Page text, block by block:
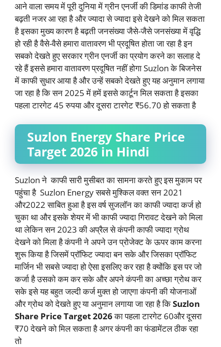
आने वाला समय में पूरी दुनिया में ग्रीन एनर्जी की डिमांड काफी तेजी
बढ़ती नजर आ रहा है और ज्यादा से ज्यादा इसे देखने को मिल सकता
है इसका मुख्य कारण है बढ़ती जनसंख्या जैसे-जैसे जनसंख्या में वृद्धि
हो रही है वैसे-वैसे हमारा वातावरण भी प्रदूषित होता जा रहा है इन
सबको देखते हुए सरकार ग्रीन एनर्जी का प्रयोग करने का सलाह दे
रहे हैं इससे हमारा वातावरण प्रदूषित नहीं होगा Suzlon के बिजनेस
में काफी सुधार आया है और उन्हें सबको देखते हुए यह अनुमान लगाया
जा रहा है कि सन 2025 में हमें इससे कार्टून मिल सकता है इसका
पहला टारगेट 45 रुपया और दूसरा टारगेट ₹56.70 हो सकता है
Suzlon Energy Share Price
Target 2026 in Hindi
Suzlon ने काफी सारी मुसीबत का सामना करते हुए इस मुकाम पर
पहुंचा है Suzlon Energy सबसे मुश्किल वक्त सन 2021
और2022 साबित हुआ है इस वर्ष सुजलॉन का काफी ज्यादा कर्ज हो
चुका था और इसके शेयर में भी काफी ज्यादा गिरावट देखने को मिला
था लेकिन सन 2023 की अप्रैल से कंपनी काफी ज्यादा ग्रोथ
देखने को मिला है कंपनी ने अपने उन प्रोजेक्ट के ऊपर काम करना
शुरू किया है जिसमें प्रॉफिट ज्यादा बन सके और जिसका प्रॉफिट
मार्जिन भी सबसे ज्यादा हो ऐसा इसलिए कर रहा है क्योंकि इस पर जो
कर्जा है उसको कम कर सके और अपने कंपनी का अच्छा ग्रोथ कर
सके इसे यह बहुत जल्दी कर्ज मुक्त हो जाएगा कंपनी की योजनाओं
और ग्रोथ को देखते हुए या अनुमान लगाया जा रहा है किSuzlon
Share Price Target 2026का पहला टारगेट 60और दूसरा
₹70 देखने को मिल सकता है अगर कंपनी का फंडामेंटल ठीक रहा
तो